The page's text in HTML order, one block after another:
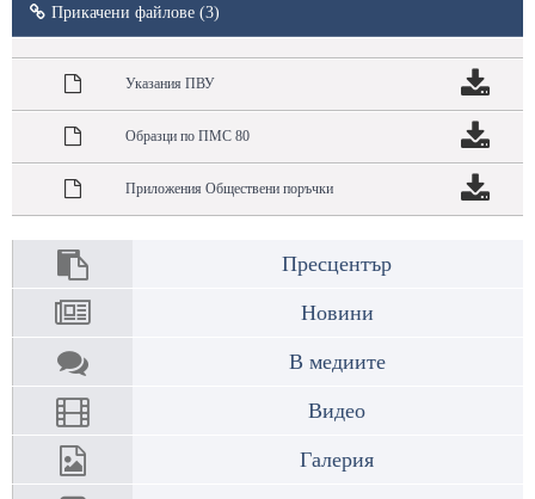
Прикачени файлове (3)
Указания ПВУ
Образци по ПМС 80
Приложения Обществени поръчки
Пресцентър
Новини
В медиите
Видео
Галерия